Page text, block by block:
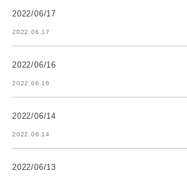
2022/06/17
2022.06.17
2022/06/16
2022.06.16
2022/06/14
2022.06.14
2022/06/13